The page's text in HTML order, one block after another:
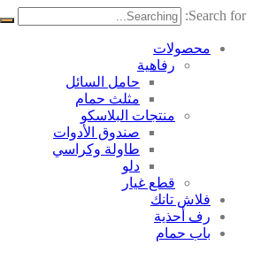
Search for:
محصولات
رفاهية
حامل السائل
مثلث حمام
منتجات البلاسکو
صندوق الأدوات
طاولة وكراسي
دلو
قطع غيار
فلاش تانك
رف أحذية
باب حمام